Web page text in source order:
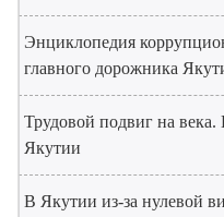
Энциклопедия
главного дорожника
Трудовой подвиг на
Якутии
В Якутии из-за нулевой